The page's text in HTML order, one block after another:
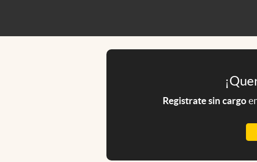
Registrate sin cargo